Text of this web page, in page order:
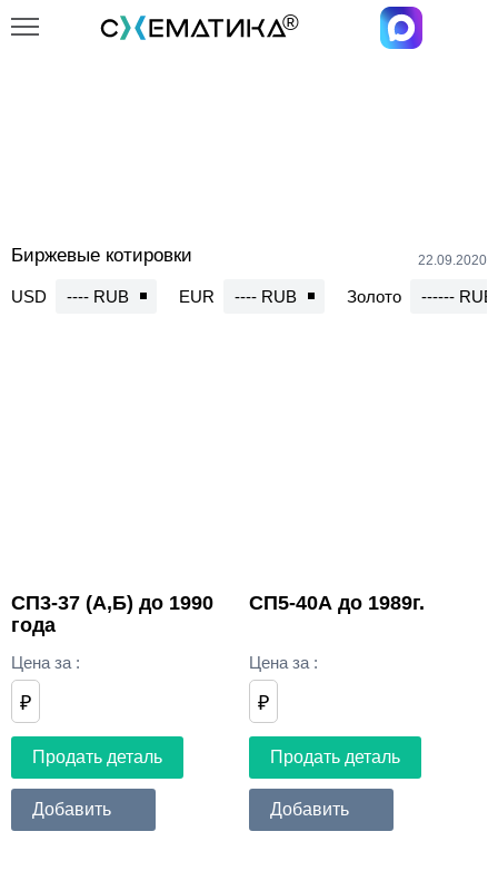
Биржевые котировки 22.09.2020
USD ---- RUB EUR ---- RUB Золото ------ RUB
СП3-37 (А,Б) до 1990
года
Цена за :
₽
Продать деталь
Добавить
СП5-40А до 1989г.
Цена за :
₽
Продать деталь
Добавить